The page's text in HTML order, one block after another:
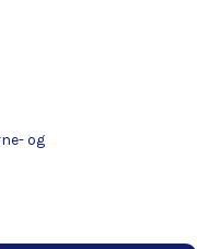
og